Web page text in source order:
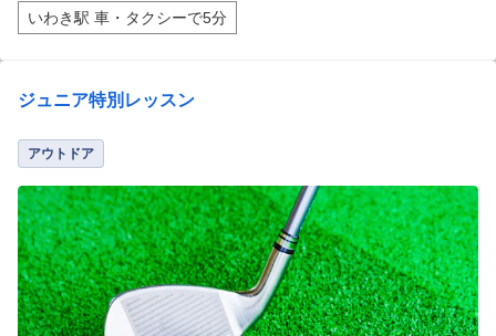
いわき駅 車・タクシーで5分
ジュニア特別レッスン
アウトドア